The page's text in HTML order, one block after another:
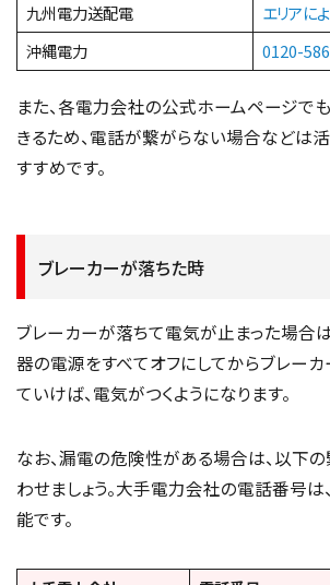
九州電力送配電
エリアに
沖縄電力
0120-
また、各電力会社の公式ホームページで
きるため、電話が繋がらない場合などは
すすめです。
ブレーカーが落ちた時
ブレーカーが落ちて電気が止まった場合
器の電源をすべてオフにしてからブレー
ていけば、電気がつくようになります。
なお、漏電の危険性がある場合は、以下
わせましょう。大手電力会社の電話番号
能です。